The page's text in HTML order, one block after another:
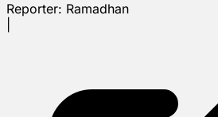
Reporter: Ramadhan